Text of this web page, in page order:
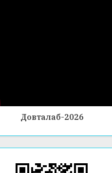
Довталаб-2026